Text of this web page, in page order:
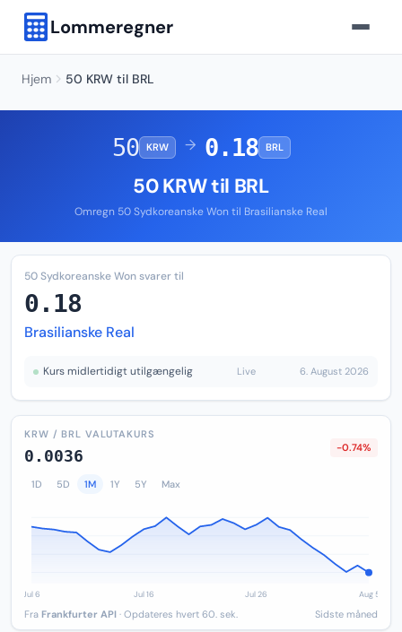
Lommeregner
Hjem 50 KRW til BRL
50 KRW → 0.18 BRL
50 KRW til BRL
Omregn 50 Sydkoreanske Won til Brasilianske Real
50 Sydkoreanske Won svarer til
0.18
Brasilianske Real
Kurs midlertidigt utilgængelig Live 6. August 2026
KRW / BRL VALUTAKURS
0.0036 -0.74%
1D 5D 1M 1Y 5Y Max
Fra Frankfurter API · Opdateres hvert 60. sek. Sidste måned